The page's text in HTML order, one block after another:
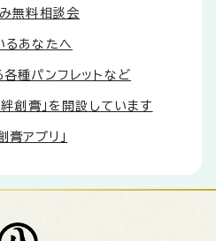
無料相談会
るあなたへ
種パンフレットなど
絆創膏」を開設しています
膏アプリ」